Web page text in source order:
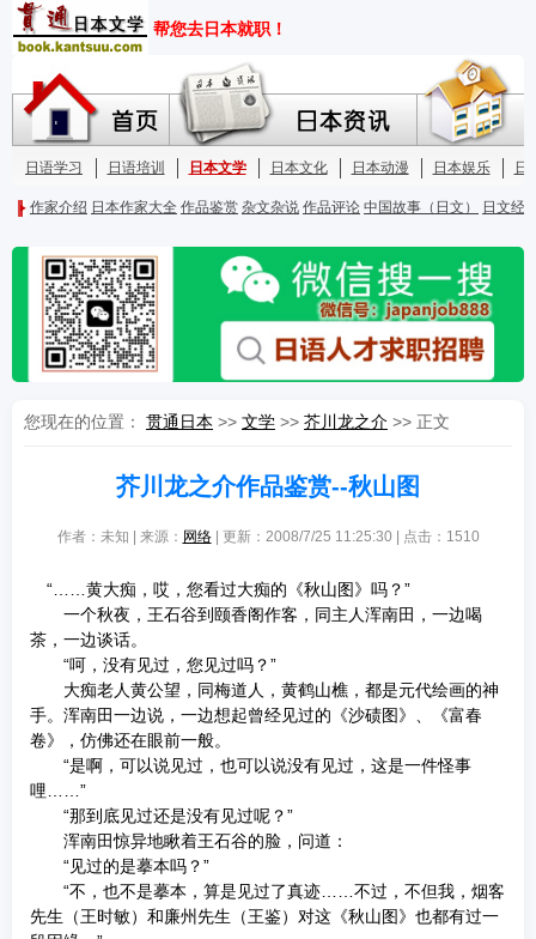
您现在的位置： 贯通日本 >> 文学 >> 芥川龙之介 >> 正文
芥川龙之介作品鉴赏--秋山图
作者：未知 | 来源： 网络| 更新：2008/7/25 11:25:30 | 点击： 1510
“……黄大痴，哎，您看过大痴的《秋山图》吗？”
一个秋夜，王石谷到颐香阁作客，同主人浑南田，一边喝
茶，一边谈话。
“呵，没有见过，您见过吗？”
大痴老人黄公望，同梅道人，黄鹤山樵，都是元代绘画的神
手。浑南田一边说，一边想起曾经见过的《沙碛图》、《富春
卷》，仿佛还在眼前一般。
“是啊，可以说见过，也可以说没有见过，这是一件怪事
哩……”
“那到底见过还是没有见过呢？”
浑南田惊异地瞅着王石谷的脸，问道：
“见过的是摹本吗？”
“不，也不是摹本，算是见过了真迹……不过，不但我，烟客
先生（王时敏）和廉州先生（王鉴）对这《秋山图》也都有过一